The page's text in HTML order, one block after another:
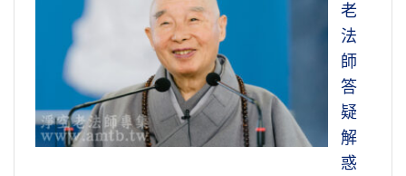
老
法
師
答
疑
解
惑